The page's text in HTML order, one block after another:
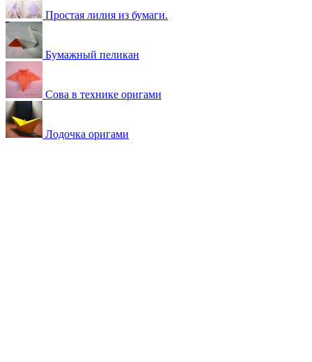
Простая лилия из бумаги.
Бумажный пеликан
Сова в технике оригами
Лодочка оригами